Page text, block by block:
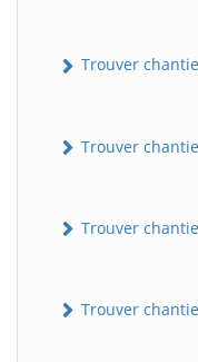
Trouver
Trouver
Trouver
Trouver